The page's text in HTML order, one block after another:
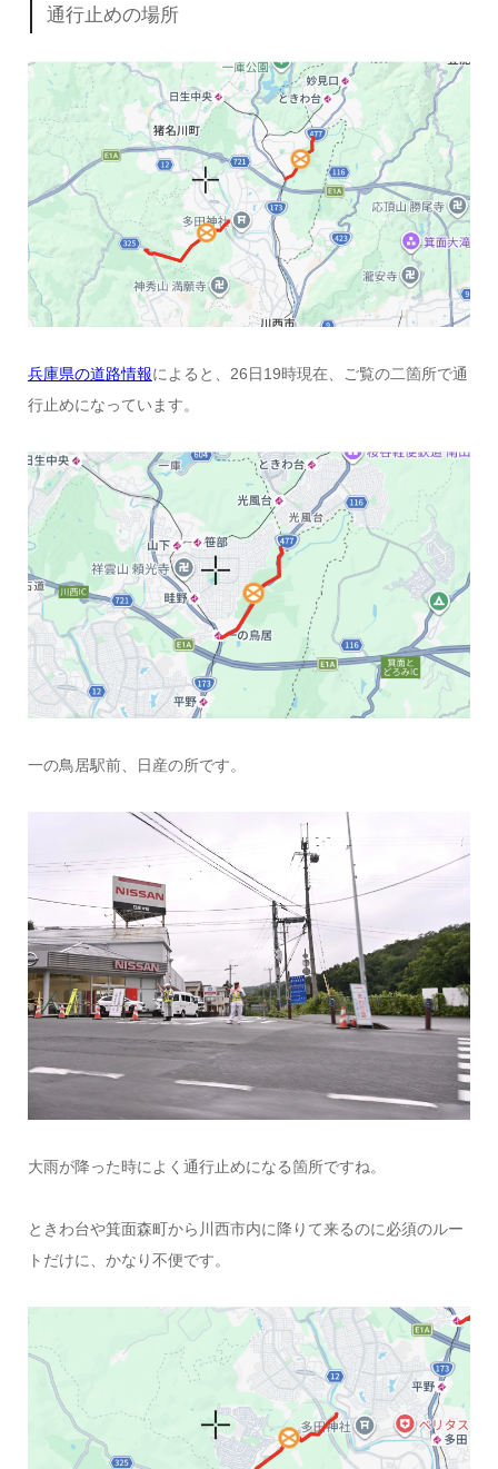
通行止めの場所
兵庫県の道路情報によると、26日19時現在、ご覧の二箇所で通
行止めになっています。
一の鳥居駅前、日産の所です。
大雨が降った時によく通行止めになる箇所ですね。
ときわ台や箕面森町から川西市内に降りて来るのに必須のルー
トだけに、かなり不便です。